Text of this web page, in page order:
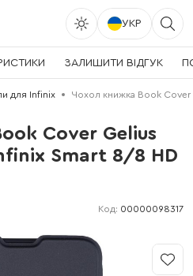
УКР
ЗАЛИШИТИ ВІДГУК
для Infinix Чохол книжка Book Cover
Cover Gelius
Smart 8/8 HD
Код: 00000098317